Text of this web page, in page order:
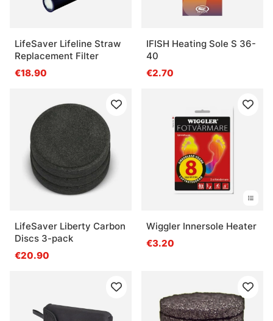
LifeSaver Lifeline Straw
Replacement Filter
€18.90
IFISH Heating Sole S 36-
40
€2.70
LifeSaver Liberty Carbon
Discs 3-pack
€20.90
Wiggler Innersole Heater
€3.20